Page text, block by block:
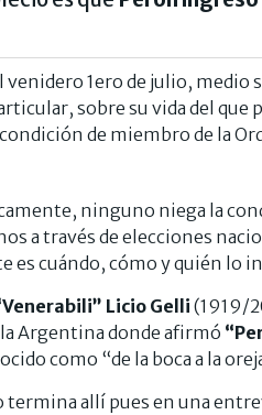
venidero 1ero de julio,
sobre su vida del que
de miembro de la
ninguno niega la
a través de elecciones
es cuándo, cómo y quién lo
Licio Gelli (1919/
Argentina donde afirmó
como “de la boca a la
termina allí pues en una